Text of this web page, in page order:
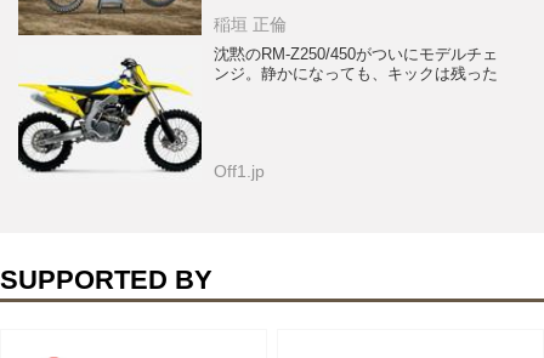
稲垣 正倫
沈黙のRM-Z250/450がついにモデルチェ
ンジ。静かになっても、キックは残った
Off1.jp
SUPPORTED BY